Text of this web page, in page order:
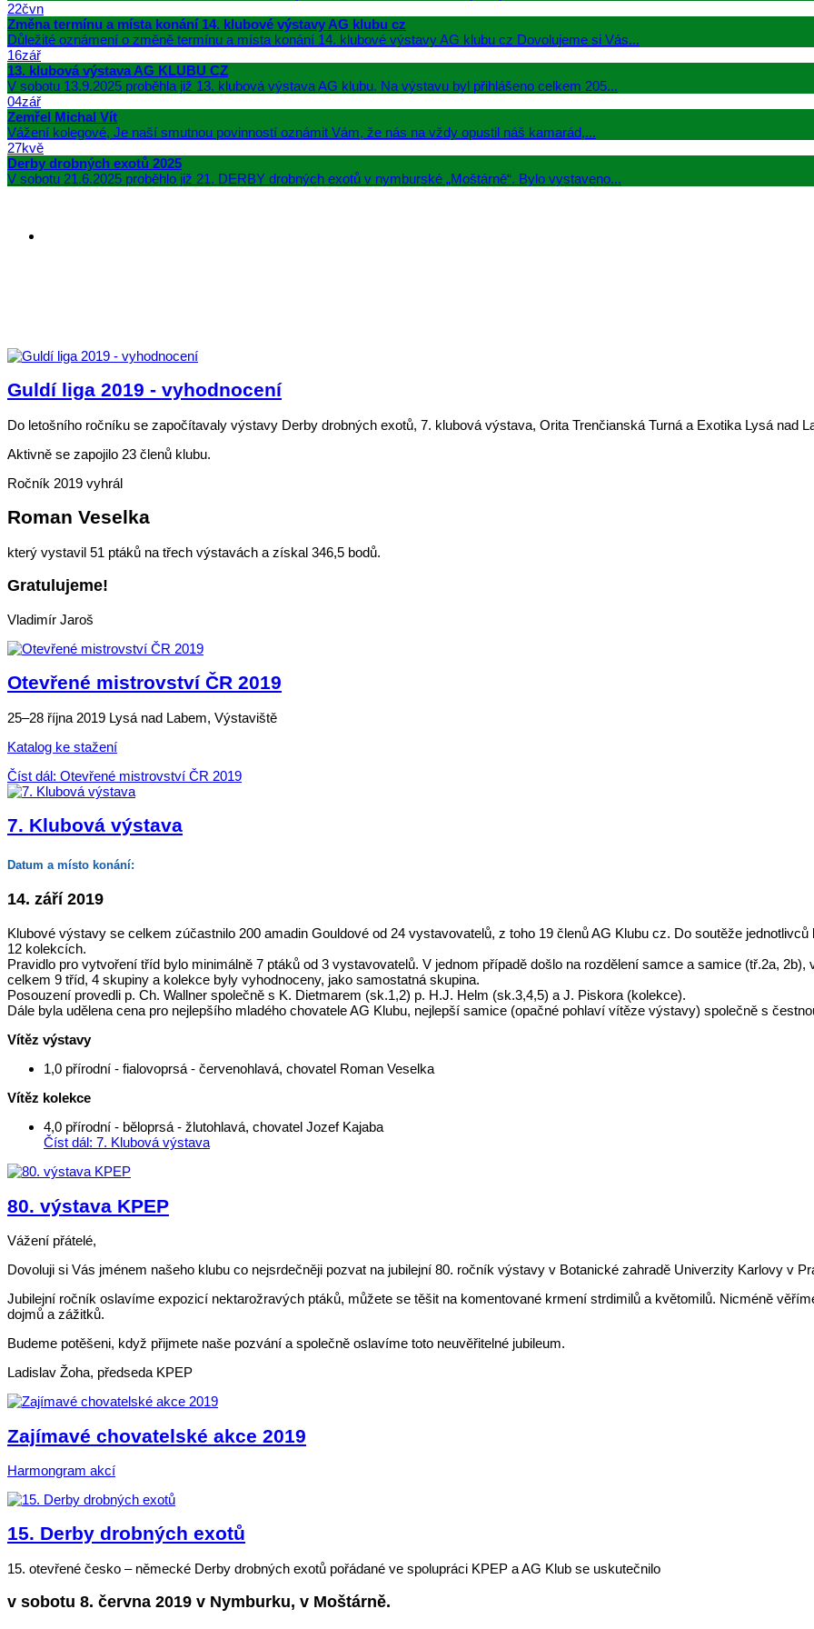
22čvn
Změna termínu a místa konání 14. klubové výstavy AG klubu cz
Důležité oznámení o změně termínu a místa konání 14. klubové výstavy AG klubu cz Dovolujeme si Vás...
16zář
13. klubová výstava AG KLUBU CZ
V sobotu 13.9.2025 proběhla již 13. klubová výstava AG klubu. Na výstavu byl přihlášeno celkem 205...
04zář
Zemřel Michal Vít
Vážení kolegové, Je naší smutnou povinností oznámit Vám, že nás na vždy opustil náš kamarád,...
27kvě
Derby drobných exotů 2025
V sobotu 21.6.2025 proběhlo již 21. DERBY drobných exotů v nymburské „Moštárně“. Bylo vystaveno...
Guldí liga 2019 - vyhodnocení
Do letošního ročníku se započítavaly výstavy Derby drobných exotů, 7. klubová výstava, Orita Trenčianská Turná a Exotika Lysá nad
Aktivně se zapojilo 23 členů klubu.
Ročník 2019 vyhrál
Roman Veselka
který vystavil 51 ptáků na třech výstavách a získal 346,5 bodů.
Gratulujeme!
Vladimír Jaroš
Otevřené mistrovství ČR 2019
25–28 října 2019 Lysá nad Labem, Výstaviště
Katalog ke stažení
Číst dál: Otevřené mistrovství ČR 2019
7. Klubová výstava
Datum a místo konání:
14. září 2019
Klubové výstavy se celkem zúčastnilo 200 amadin Gouldové od 24 vystavovatelů, z toho 19 členů AG Klubu cz. Do soutěže
12 kolekcích.
Pravidlo pro vytvoření tříd bylo minimálně 7 ptáků od 3 vystavovatelů. V jednom případě došlo na rozdělení samce a samice (tř.2a,
celkem 9 tříd, 4 skupiny a kolekce byly vyhodnoceny, jako samostatná skupina.
Posouzení provedli p. Ch. Wallner společně s K. Dietmarem (sk.1,2) p. H.J. Helm (sk.3,4,5) a J. Piskora (kolekce).
Dále byla udělena cena pro nejlepšího mladého chovatele AG Klubu, nejlepší samice (opačné pohlaví vítěze výstavy) společně s
Vítěz výstavy
1,0 přírodní - fialovoprsá - červenohlavá, chovatel Roman Veselka
Vítěz kolekce
4,0 přírodní - běloprsá - žlutohlavá, chovatel Jozef Kajaba
Číst dál: 7. Klubová výstava
80. výstava KPEP
Vážení přátelé,
Dovoluji si Vás jménem našeho klubu co nejsrdečněji pozvat na jubilejní 80. ročník výstavy v Botanické zahradě Univerzity Karlovy v
Jubilejní ročník oslavíme expozicí nektarožravých ptáků, můžete se těšit na komentované krmení strdimilů a květomilů. Nicméně
dojmů a zážitků.
Budeme potěšeni, když přijmete naše pozvání a společně oslavíme toto neuvěřitelné jubileum.
Ladislav Žoha, předseda KPEP
Zajímavé chovatelské akce 2019
Harmongram akcí
15. Derby drobných exotů
15. otevřené česko – německé Derby drobných exotů pořádané ve spolupráci KPEP a AG Klub se uskutečnilo
v sobotu 8. června 2019 v Nymburku, v Moštárně.